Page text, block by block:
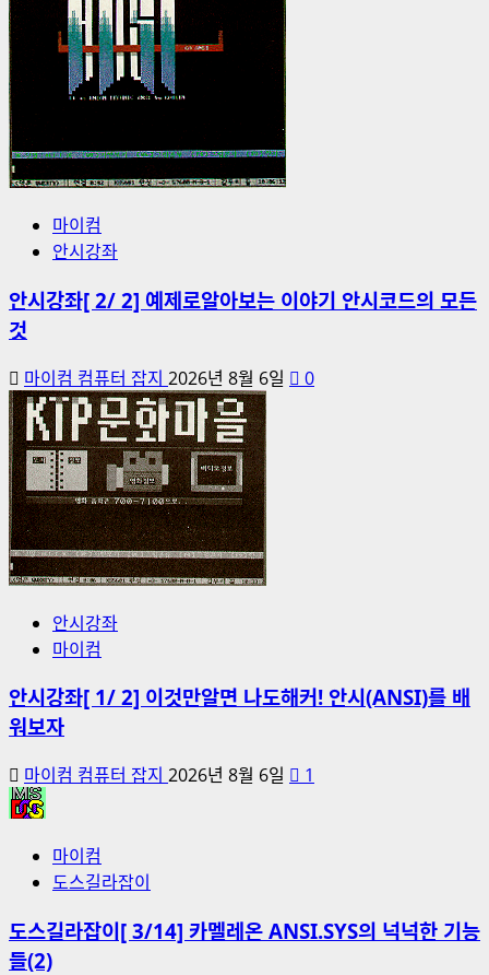
마이컴
안시강좌
안시강좌[ 2/ 2] 예제로알아보는 이야기 안시코드의 모든
것
마이컴 컴퓨터 잡지 2026년 8월 6일 0
안시강좌
마이컴
안시강좌[ 1/ 2] 이것만알면 나도해커! 안시(ANSI)를 배
워보자
마이컴 컴퓨터 잡지 2026년 8월 6일 1
마이컴
도스길라잡이
도스길라잡이[ 3/14] 카멜레온 ANSI.SYS의 넉넉한 기능
들(2)